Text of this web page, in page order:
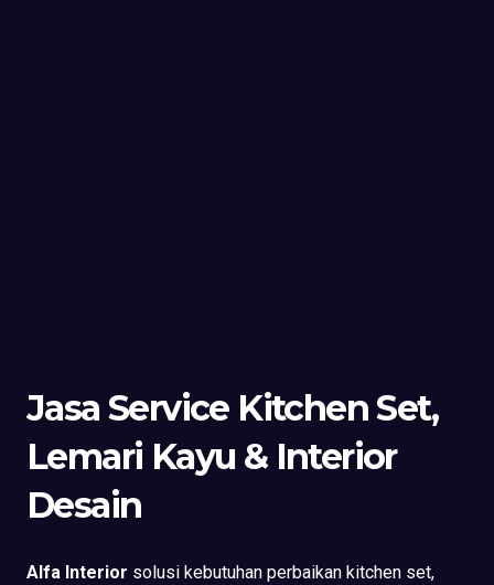
Jasa Service Kitchen Set,
Lemari Kayu & Interior
Desain
Alfa Interior solusi kebutuhan perbaikan kitchen set,